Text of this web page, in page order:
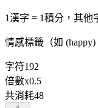
1漢字 = 1積分，其他
情感標籤（如
字符192
倍數x0.5
共消耗48